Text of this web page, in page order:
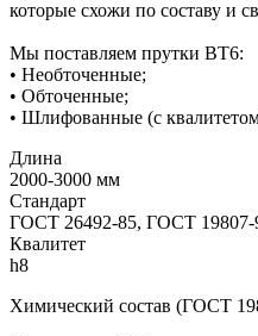
которые схожи по составу и
Мы поставляем прутки ВТ6:
• Необточенные;
• Обточенные;
• Шлифованные (с
Длина
2000-3000 мм
Стандарт
ГОСТ 26492-85, ГОСТ 19807-
Квалитет
h8
Химический состав (ГОСТ